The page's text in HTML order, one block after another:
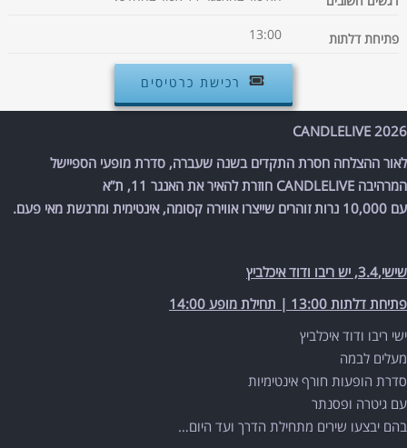
פתיחת דלתות 13:00
רכישת כרטיסים
CANDLELIVE 2026
לאור ההצלחה חסרת התקדים בשנה שעברה, סדרת מופעי הספיישל
המרהיבה CANDLELIVE חוזרת להאיר את האנגר 11, ת”א
עם 10,000 נרות זוהרים שייצרו אווירה קסומה, אינטימית ומרגשת מאי פעם.
שישי,3.4, יש ריבו ודוד איכלביץ
פתיחת דלתות 13:00 | תחילת מופע 14:00
ישי ריבו ודוד איכלביץ
מעלים לבמה
סדרת הופעות חורף אינטימיות
עם גיטרה ופסנתר
בהם יבצעו שירים מתחילת הדרך ועד היום…